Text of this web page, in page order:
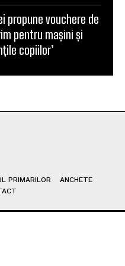
propune vouchere de
pentru mașini și
copiilor’
PRIMARILOR
ANCHETE